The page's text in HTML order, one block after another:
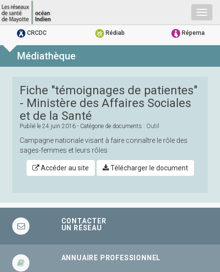
CRCDC Rédiab Répema
Médiathèque
Fiche "témoignages de patientes"
- Ministère des Affaires Sociales
et de la Santé
Publié le 24 juin 2016 - Catégorie de documents : Outil
Campagne nationale visant à faire connaître le rôle des
sages-femmes et leurs rôles
Accéder au site Télécharger le document
CONTACTER
UN RÉSEAU
ANNUAIRE PROFESSIONNEL